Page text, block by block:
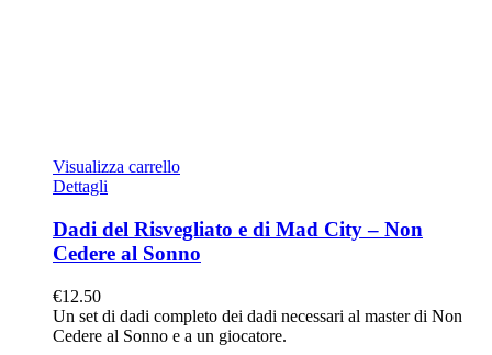
Visualizza carrello
Dettagli
Dadi del Risvegliato e di Mad City – Non
Cedere al Sonno
€12.50
Un set di dadi completo dei dadi necessari al master di Non
Cedere al Sonno e a un giocatore.